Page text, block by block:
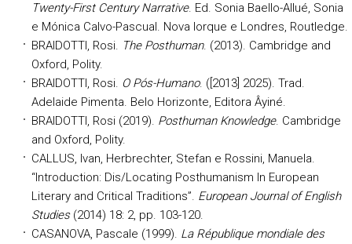
Twenty-First Century Narrative. Ed. Sonia Baello-Allué, Sonia
e Mónica Calvo-Pascual. Nova Iorque e Londres, Routledge.
BRAIDOTTI, Rosi. The Posthuman. (2013). Cambridge and
Oxford, Polity.
BRAIDOTTI, Rosi. O Pós-Humano. ([2013] 2025). Trad.
Adelaide Pimenta. Belo Horizonte, Editora Âyiné.
BRAIDOTTI, Rosi (2019). Posthuman Knowledge. Cambridge
and Oxford, Polity.
CALLUS, Ivan, Herbrechter, Stefan e Rossini, Manuela.
“Introduction: Dis/Locating Posthumanism In European
Literary and Critical Traditions”. European Journal of English
Studies(2014) 18: 2, pp. 103-120.
CASANOVA, Pascale (1999). La République mondiale des